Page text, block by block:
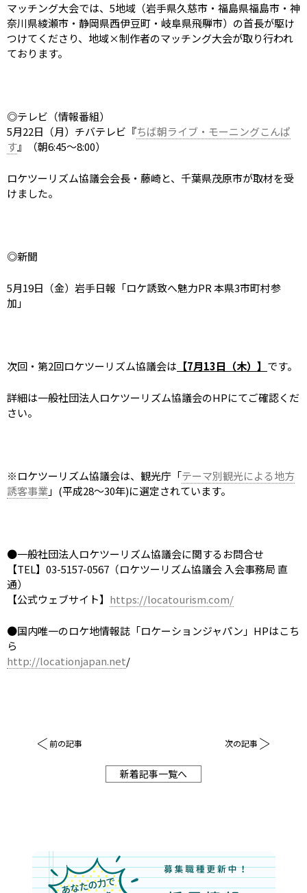
マッチング大会では、 5地域（岩手県久慈市・福島県福島市・神
奈川県綾瀬市・静岡県西伊豆町・岐阜県飛騨市）の首長が駆け
つけてくださり、地域×制作者のマッチング大会が取り行われ
ております。
◎テレビ（情報番組）
5月22日（月）チバテレビ『ちば朝ライブ・モーニングこんぱ
す』（朝6:45～8:00）
ロケツーリズム協議会会長・藤崎と、千葉県茂原市が取材を受
けました。
◎新聞
5月19日（金）岩手日報「ロケ誘致へ魅力PR本県3市町村参
加」
次回・第2回ロケツーリズム協議会は 【7月13日（木）】 です。
詳細は一般社団法人ロケツーリズム協議会のHPにてご確認くだ
さい。
※ロケツーリズム協議会は、観光庁「テーマ別観光による地方
誘客事業」 (平成28～30年)に選定されています。
●一般社団法人ロケツーリズム協議会に関するお問合せ
【TEL】 03-5157-0567 （ロケツーリズム協議会 入会事務局 直
通）
【公式ウェブサイト】 https://locatourism.com/
●国内唯一のロケ地情報誌「ロケーションジャパン」 HPはこち
ら
http://locationjapan.net/
前の記事 次の記事
新着記事一覧へ